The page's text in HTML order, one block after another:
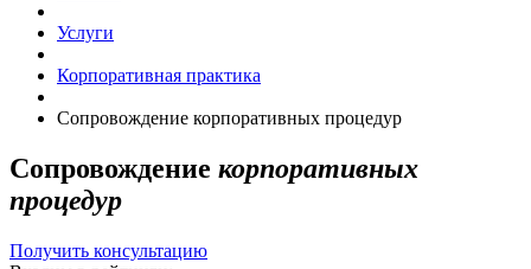
Услуги
Корпоративная практика
Сопровождение корпоративных процедур
Сопровождение корпоративных
процедур
Получить консультацию